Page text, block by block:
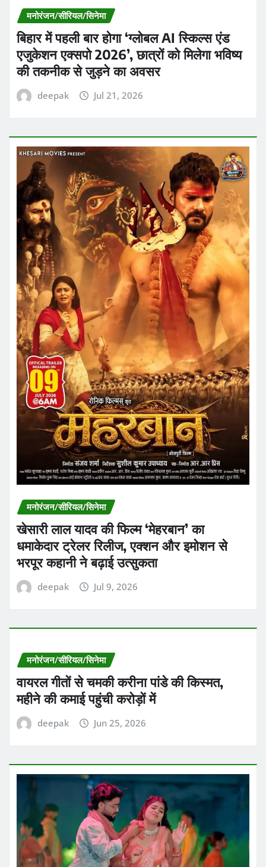
मनोरंजन/सीरियल/सिनेमा
बिहार में पहली बार होगा ‘ग्लोबल AI स्किल्स एंड
एजुकेशन एक्सपो 2026’, छात्रों को मिलेगा भविष्य
की तकनीक से जुड़ने का अवसर
deepak Jul 21, 2026
मनोरंजन/सीरियल/सिनेमा
खेसारी लाल यादव की फिल्म ‘मेहरबान’ का
धमाकेदार ट्रेलर रिलीज, एक्शन और इमोशन से
भरपूर कहानी ने बढ़ाई उत्सुकता
deepak Jul 9, 2026
मनोरंजन/सीरियल/सिनेमा
वायरल गीतों से चमकी करीना पांडे की किस्मत,
महीने की कमाई पहुंची करोड़ों में
deepak Jun 25, 2026